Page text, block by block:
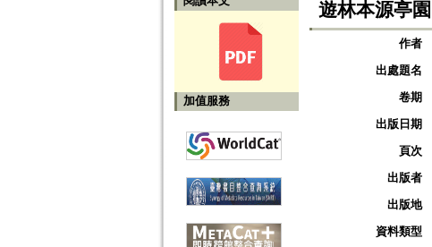
加值服務
遊林本源亭園
作者
出處題名
卷期
出版日期
頁次
出版者
出版地
資料類型